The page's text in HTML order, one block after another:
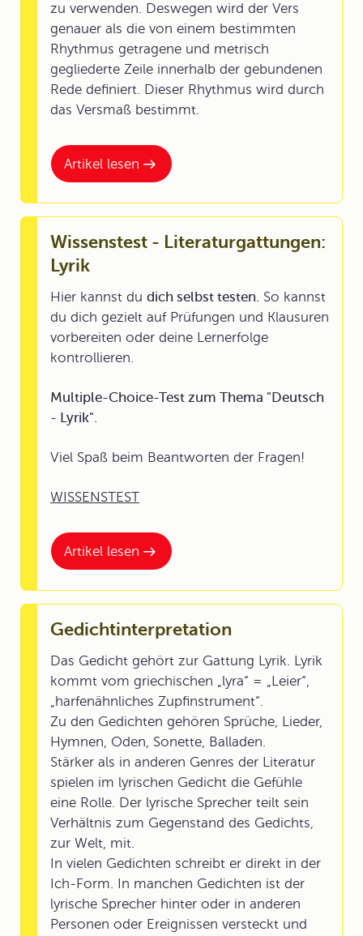
Artikel lesen
zu verwenden. Deswegen wird der Vers
genauer als die von einem bestimmten
Rhythmus getragene und metrisch
gegliederte Zeile innerhalb der gebundenen
Rede definiert. Dieser Rhythmus wird durch
das Versmaß bestimmt.
Artikel lesen
Wissenstest - Literaturgattungen:
Lyrik
Hier kannst du dich selbst testen. So kannst
du dich gezielt auf Prüfungen und Klausuren
vorbereiten oder deine Lernerfolge
kontrollieren.
Multiple-Choice-Test zum Thema "Deutsch
- Lyrik".
Viel Spaß beim Beantworten der Fragen!
WISSENSTEST
Gedichtinterpretation
Das Gedicht gehört zur Gattung Lyrik. Lyrik
kommt vom griechischen „lyra“ = „Leier“,
„harfenähnliches Zupfinstrument“.
Zu den Gedichten gehören Sprüche, Lieder,
Hymnen, Oden, Sonette, Balladen.
Stärker als in anderen Genres der Literatur
spielen im lyrischen Gedicht die Gefühle
eine Rolle. Der lyrische Sprecher teilt sein
Verhältnis zum Gegenstand des Gedichts,
zur Welt, mit.
In vielen Gedichten schreibt er direkt in der
Ich-Form. In manchen Gedichten ist der
lyrische Sprecher hinter oder in anderen
Personen oder Ereignissen versteckt und